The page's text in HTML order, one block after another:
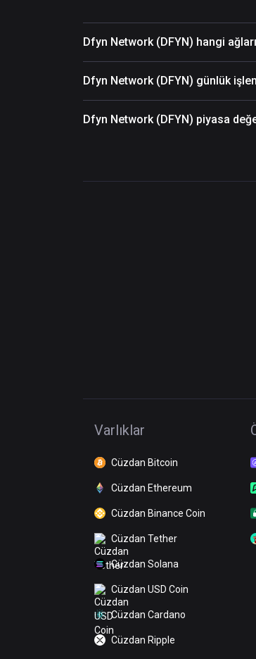
Dfyn Network (DFYN) hangi
Dfyn Network (DFYN) günlük
Dfyn Network (DFYN) piyasa
Varlıklar
Cüzdan Bitcoin
Cüzdan Ethereum
Cüzdan Binance Coin
Cüzdan Tether
Cüzdan Solana
Cüzdan USD Coin
Cüzdan Cardano
Cüzdan Ripple